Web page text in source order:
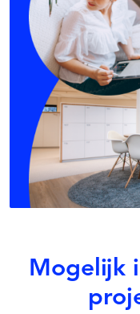
Mogelijk